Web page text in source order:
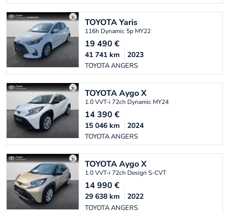
TOYOTAYaris
116h Dynamic 5p MY22
19 490 €
TOYOTA ANGERS
41 741 km 2023
TOYOTAAygo X
1.0 VVT-i 72ch Dynamic MY24
14 390 €
TOYOTA ANGERS
15 046 km 2024
TOYOTAAygo X
1.0 VVT-i 72ch Design S-CVT
14 990 €
TOYOTA ANGERS
29 638 km 2022